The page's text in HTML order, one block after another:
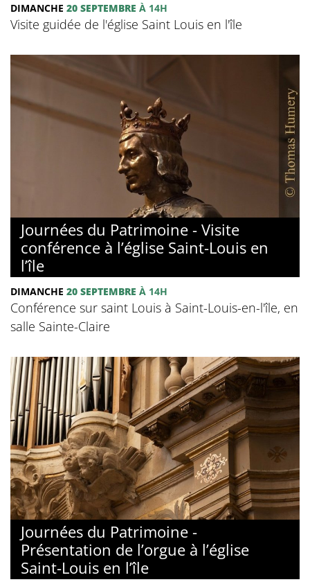
DIMANCHE 20 SEPTEMBRE À 14H
Visite guidée de l'église Saint Louis en l'île
Journées du Patrimoine - Visite
conférence à l’église Saint-Louis en
l’île
DIMANCHE 20 SEPTEMBRE À 14H
Conférence sur saint Louis à Saint-Louis-en-l'île, en
salle Sainte-Claire
Journées du Patrimoine -
Présentation de l’orgue à l’église
Saint-Louis en l’île